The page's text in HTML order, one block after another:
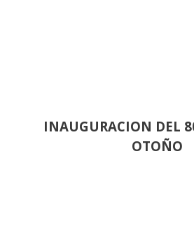
INAUGURACION DEL
OTOÑO